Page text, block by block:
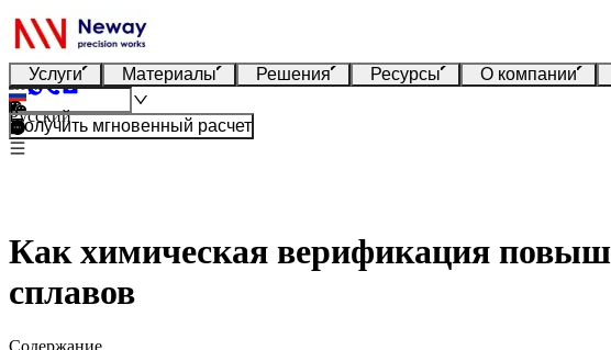
Услуги Материалы Решения Ресурсы О компании
Русский
Получить мгновенный расчет
Как химическая верификация
сплавов
Содержание